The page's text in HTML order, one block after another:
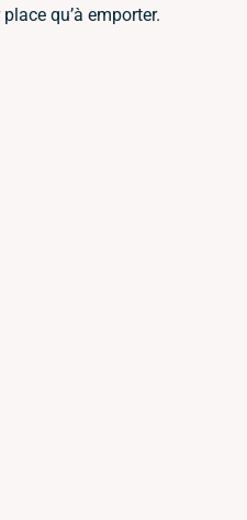
qu’à emporter.